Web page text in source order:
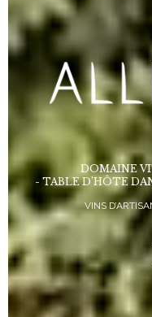
DOMAINE
- TABLE D’HÔTE
VINS